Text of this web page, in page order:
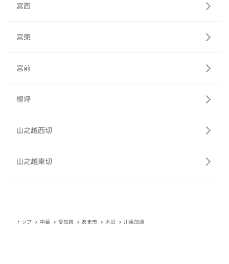
宮西
宮東
宮前
柳坪
山之越西切
山之越東切
トップ 中華 愛知県 あま市 木田 川東加瀬